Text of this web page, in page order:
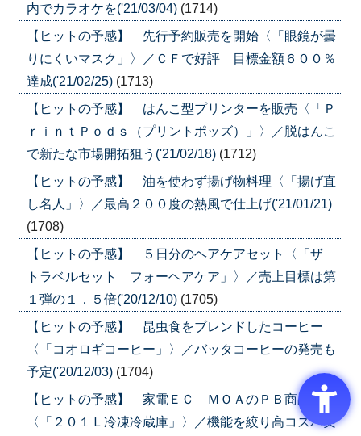
内でカラオケを('21/03/04) (1714)
【ヒットの予感】 先行予約販売を開始〈「眼鏡が曇
りにくいマスク」〉／ＣＦで好評 目標金額６００％
達成('21/02/25) (1713)
【ヒットの予感】 はんこ型プリンターを販売〈「Ｐ
ｒｉｎｔＰｏｄｓ（プリントポッズ）」〉／脱はんこ
で新たな市場開拓狙う('21/02/18) (1712)
【ヒットの予感】 油を使わず揚げ物料理〈「揚げ直
し名人」〉／最高２００度の熱風で仕上げ('21/01/21)
(1708)
【ヒットの予感】 ５日分のヘアケアセット〈「ザ
トラベルセット フォーヘアケア」〉／売上目標は第
１弾の１．５倍('20/12/10) (1705)
【ヒットの予感】 昆虫食をブレンドしたコーヒー
〈「コオロギコーヒー」〉／バッタコーヒーの発売も
予定('20/12/03) (1704)
【ヒットの予感】 家電ＥＣ ＭＯＡのＰＢ商品
〈「２０１Ｌ冷凍冷蔵庫」〉／機能を絞り高コスパ実